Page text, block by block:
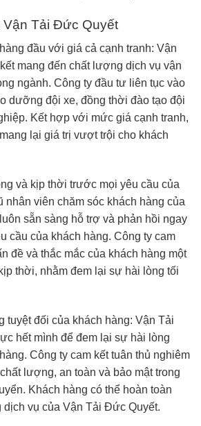
Vận Tải Đức Quyết
đầu với giá cả cạnh tranh: Vận
mang đến chất lượng dịch vụ vận
ngành. Công ty đầu tư liên tục vào
dưỡng đội xe, đồng thời đào tạo đội
Kết hợp với mức giá cạnh tranh,
lại giá trị vượt trội cho khách
và kịp thời trước mọi yêu cầu của
nhân viên chăm sóc khách hàng của
sẵn sàng hỗ trợ và phản hồi ngay
cầu của khách hàng. Công ty cam
đề và thắc mắc của khách hàng một
thời, nhằm đem lại sự hài lòng tối
tuyệt đối của khách hàng: Vận Tải
hết mình để đem lại sự hài lòng
Công ty cam kết tuân thủ nghiêm
lượng, an toàn và bảo mật trong
Khách hàng có thể hoàn toàn
dịch vụ của Vận Tải Đức Quyết.